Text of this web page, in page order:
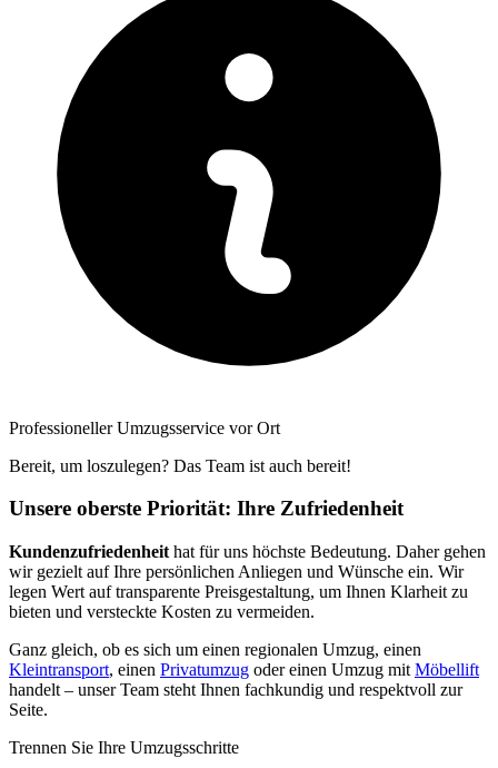
Professioneller Umzugsservice vor Ort
Bereit, um loszulegen? Das Team ist auch bereit!
Unsere oberste Priorität: Ihre Zufriedenheit
Kundenzufriedenheit hat für uns höchste Bedeutung. Daher gehen
wir gezielt auf Ihre persönlichen Anliegen und Wünsche ein. Wir
legen Wert auf transparente Preisgestaltung, um Ihnen Klarheit zu
bieten und versteckte Kosten zu vermeiden.
Ganz gleich, ob es sich um einen regionalen Umzug, einen
Kleintransport, einen Privatumzug oder einen Umzug mit Möbellift
handelt – unser Team steht Ihnen fachkundig und respektvoll zur
Seite.
Trennen Sie Ihre Umzugsschritte